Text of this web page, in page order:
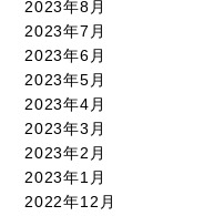
2023年8月
2023年7月
2023年6月
2023年5月
2023年4月
2023年3月
2023年2月
2023年1月
2022年12月